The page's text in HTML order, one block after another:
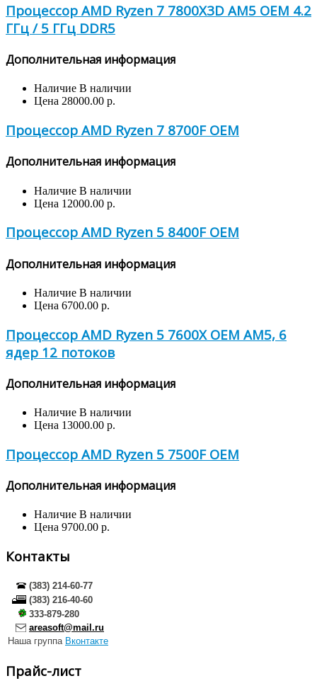
Процессор AMD Ryzen 7 7800X3D AM5 OEM 4.2
ГГц / 5 ГГц DDR5
Дополнительная информация
Наличие В наличии
Цена 28000.00 р.
Процессор AMD Ryzen 7 8700F OEM
Дополнительная информация
Наличие В наличии
Цена 12000.00 р.
Процессор AMD Ryzen 5 8400F OEM
Дополнительная информация
Наличие В наличии
Цена 6700.00 р.
Процессор AMD Ryzen 5 7600X OEM AM5, 6
ядер 12 потоков
Дополнительная информация
Наличие В наличии
Цена 13000.00 р.
Процессор AMD Ryzen 5 7500F OEM
Дополнительная информация
Наличие В наличии
Цена 9700.00 р.
Контакты
(383) 214-60-77
(383) 216-40-60
333-879-280
areasoft@mail.ru
Наша группа Вконтакте
Прайс-лист